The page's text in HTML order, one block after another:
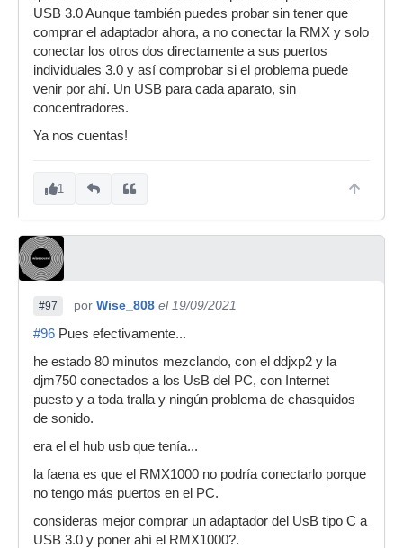
USB 3.0 Aunque también puedes probar sin tener que
comprar el adaptador ahora, a no conectar la RMX y solo
conectar los otros dos directamente a sus puertos
individuales 3.0 y así comprobar si el problema puede
venir por ahí. Un USB para cada aparato, sin
concentradores.
Ya nos cuentas!
1
#97 por Wise_808 el 19/09/2021
#96 Pues efectivamente...
he estado 80 minutos mezclando, con el ddjxp2 y la
djm750 conectados a los UsB del PC, con Internet
puesto y a toda tralla y ningún problema de chasquidos
de sonido.
era el el hub usb que tenía...
la faena es que el RMX1000 no podría conectarlo porque
no tengo más puertos en el PC.
consideras mejor comprar un adaptador del UsB tipo C a
USB 3.0 y poner ahí el RMX1000?.